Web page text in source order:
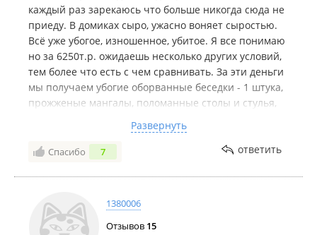
каждый раз зарекаюсь что больше никогда сюда не
приеду. В домиках сыро, ужасно воняет сыростью.
Всё уже убогое, изношенное, убитое. Я все понимаю
но за 6250т.р. ожидаешь несколько других условий,
тем более что есть с чем сравнивать. За эти деньги
мы получаем убогие оборванные беседки - 1 штука,
прожженые мангалы, поломанные столы и стулья,
площадка я её даже площадкой назвать не могу- это
убожество, самодельные, поломанные качели, батут
камнями, уж песка то можно завезти! После
очень сыро. За базой не ухаживают совсем, внаглую
собирают деньги с наивных граждан и всё,
Развернуть
Спасибо 7 ответить
1380006
Отзывов 15